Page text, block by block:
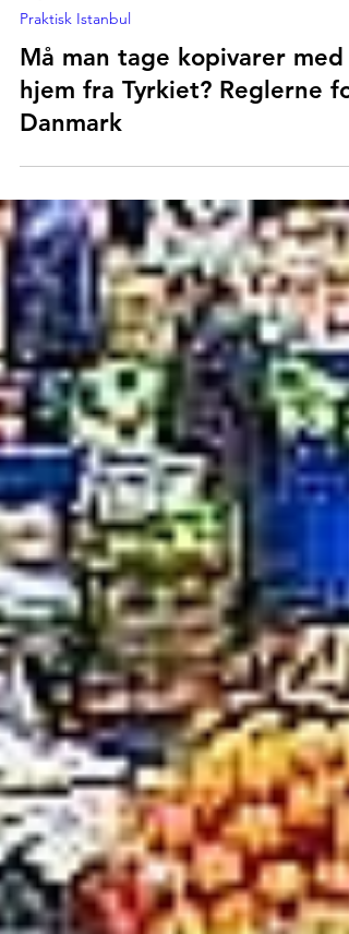
Praktisk Istanbul
Må man tage kopivarer med
hjem fra Tyrkiet? Reglerne for
Danmark